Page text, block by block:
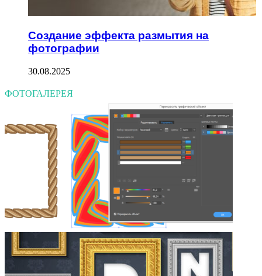
Создание эффекта размытия на
фотографии
30.08.2025
ФОТОГАЛЕРЕЯ